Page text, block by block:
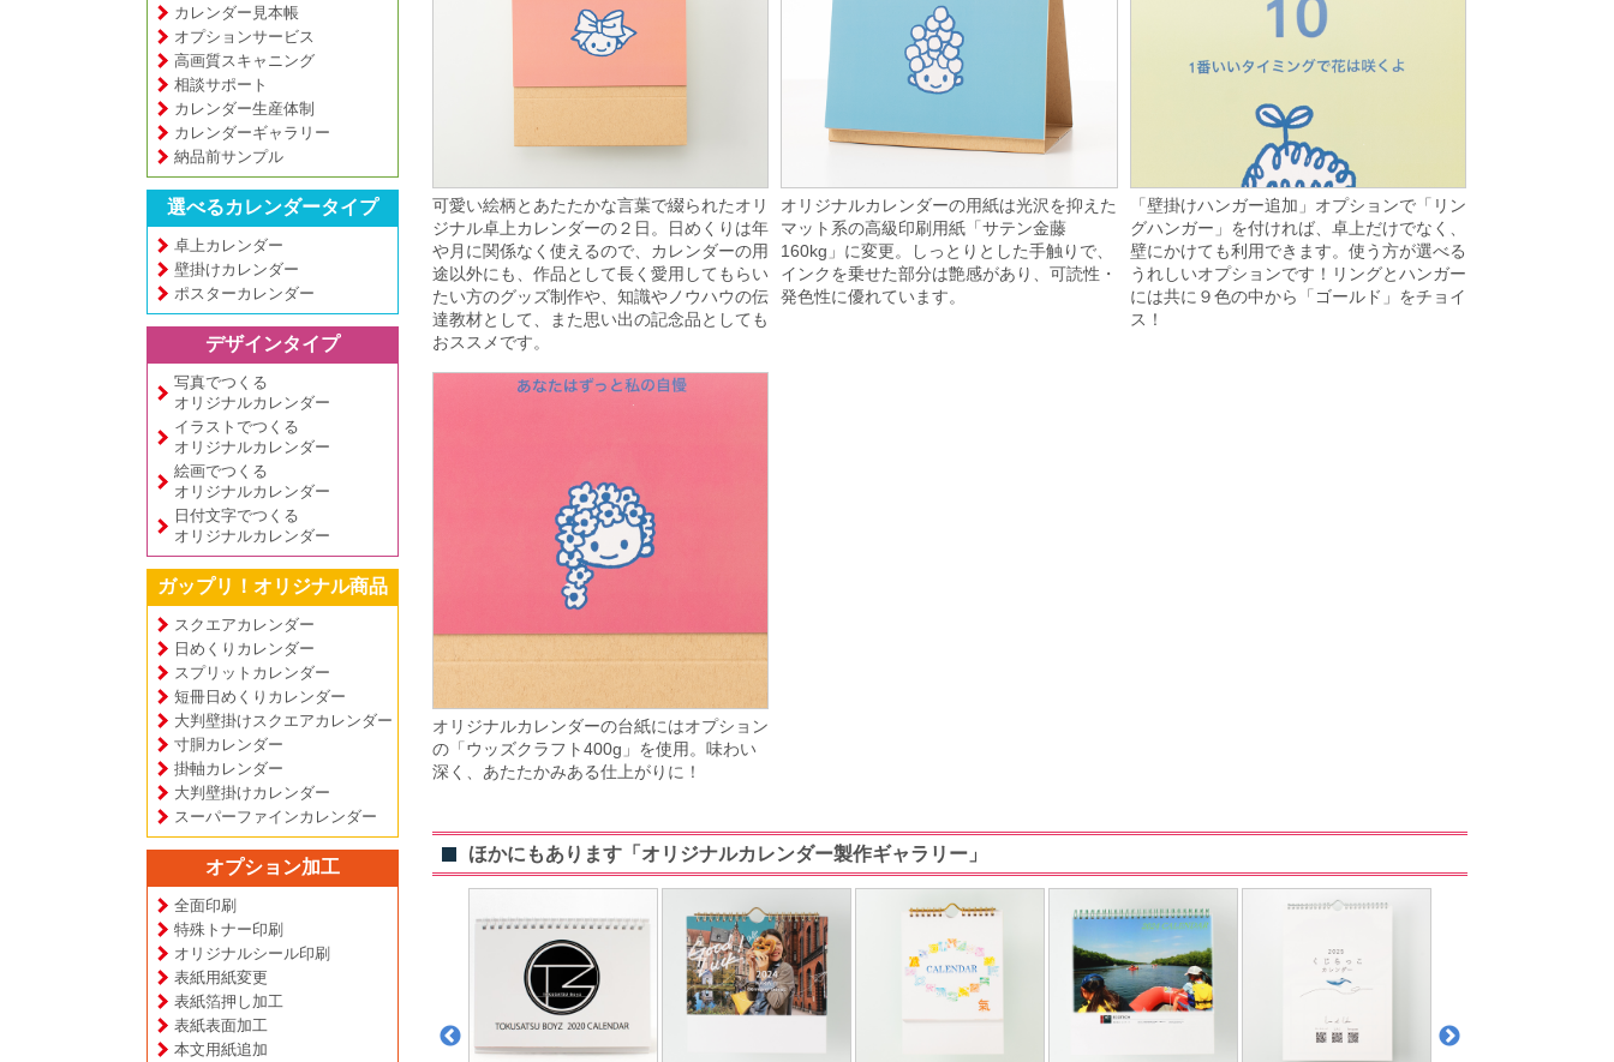
カレンダー見本帳
オプションサービス
高画質スキャニング
相談サポート
カレンダー生産体制
カレンダーギャラリー
納品前サンプル
選べるカレンダータイプ
卓上カレンダー
壁掛けカレンダー
ポスターカレンダー
デザインタイプ
写真でつくる
オリジナルカレンダー
イラストでつくる
オリジナルカレンダー
絵画でつくる
オリジナルカレンダー
日付文字でつくる
オリジナルカレンダー
ガップリ！オリジナル商品
スクエアカレンダー
日めくりカレンダー
スプリットカレンダー
短冊日めくりカレンダー
大判壁掛けスクエアカレンダー
寸胴カレンダー
掛軸カレンダー
大判壁掛けカレンダー
スーパーファインカレンダー
オプション加工
全面印刷
特殊トナー印刷
オリジナルシール印刷
表紙用紙変更
表紙箔押し加工
表紙表面加工
本文用紙追加
可愛い絵柄とあたたかな言葉で綴られたオリ
ジナル卓上カレンダーの２日。日めくりは年
や月に関係なく使えるので、カレンダーの用
途以外にも、作品として長く愛用してもらい
たい方のグッズ制作や、知識やノウハウの伝
達教材として、また思い出の記念品としても
おススメです。
オリジナルカレンダーの用紙は光沢を抑えた
マット系の高級印刷用紙「サテン金藤
160kg」に変更。しっとりとした手触りで、
インクを乗せた部分は艶感があり、可読性・
発色性に優れています。
「壁掛けハンガー追加」オプションで「リン
グハンガー」を付ければ、卓上だけでなく、
壁にかけても利用できます。使う方が選べる
うれしいオプションです！リングとハンガー
には共に９色の中から「ゴールド」をチョイ
ス！
オリジナルカレンダーの台紙にはオプション
の「ウッズクラフト400g」を使用。味わい
深く、あたたかみある仕上がりに！
ほかにもあります「オリジナルカレンダー製作ギャラリー」